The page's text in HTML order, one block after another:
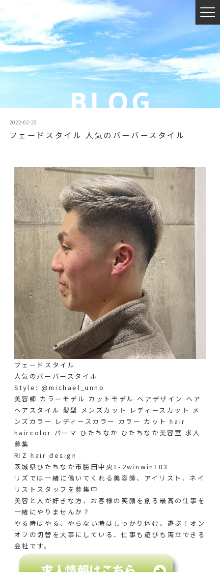
2022-02-25
フェードスタイル 人気のバーバースタイル️
フェードスタイル
人気のバーバースタイル️
Style: @michael_unno
美容師 カラーモデル カットモデル ヘアデザイン ヘア
ヘアスタイル 髪型 メンズカット レディースカット メ
ンズカラー レディースカラー カラー カット hair
haircolor パーマ ひたちなか ひたちなか美容室 求人
募集
RIZ hair design
茨城県ひたちなか市勝田中央1-2winwin103
リズでは一緒に働いてくれる美容師、アイリスト、ネイ
リストスタッフを募集中
美容と人が好きな方、お客様の笑顔を創る最高の仕事を
一緒にやりませんか？
やる時はやる、やらない時はしっかり休む、遊ぶ！オン
オフの切替を大事にしている、仕事も遊びも両立できる
会社です。